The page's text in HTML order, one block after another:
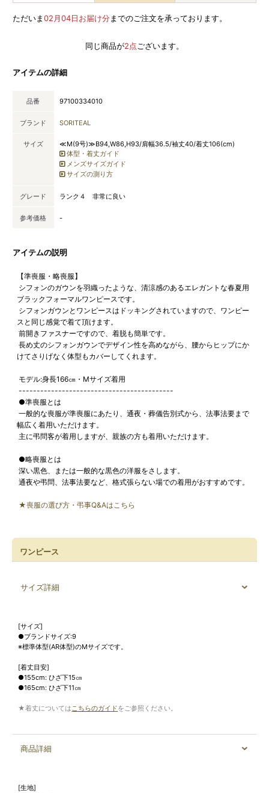
ただいま02月04日お届け分までのご注文を承っております。
同じ商品が2点 ございます。
アイテムの詳細
品番 97100334010
ブランド SORITEAL
サイズ
≪M(9号)≫B94,W86,H93/肩幅36.5/袖丈40/着丈106(cm)
体型・着丈ガイド
メンズサイズガイド
サイズの測り方
グレード ランク４ 非常に良い
参考価格 -
アイテムの説明
【準喪服・略喪服】
シフォンのガウンを羽織ったような、清涼感のあるエレガントな春夏用
ブラックフォーマルワンピースです。
シフォンガウンとワンピースはドッキングされていますので、ワンピー
スと同じ感覚で着て頂けます。
前開きファスナーですので、着脱も簡単です。
長め丈のシフォンガウンでデザイン性を高めながら、腰からヒップにか
けてさりげなく体型もカバーしてくれます。
モデル:身長166㎝・Mサイズ着用
-------------------------------------------
●準喪服とは
一般的な喪服が準喪服にあたり、通夜・葬儀告別式から、法事法要まで
幅広く着用いただけます。
主に弔問客が着用しますが、親族の方も着用いただけます。
●略喪服とは
深い黒色、または一般的な黒色の洋服をさします。
通夜や弔問、法事法要など、格式張らない場での着用がおすすめです。
★喪服の選び方・弔事Q&Aはこちら
ワンピース
サイズ詳細
[サイズ]
●ブランドサイズ:9
※標準体型(AR体型)のMサイズです。
[着丈目安]
●155cm: ひざ下15㎝
●165cm: ひざ下11㎝
★着丈についてはこちらのガイドをご参照ください。
商品詳細
[生地]